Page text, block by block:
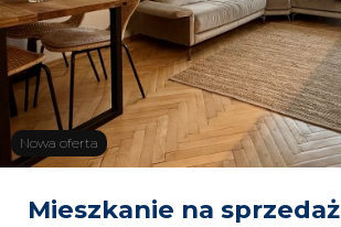
Nowa oferta
Mieszkanie na sprzedaż